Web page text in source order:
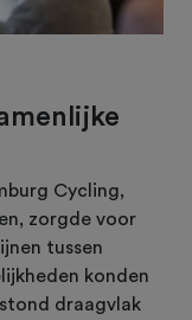
Cycling,
zorgde voor
tussen
konden
draagvlak